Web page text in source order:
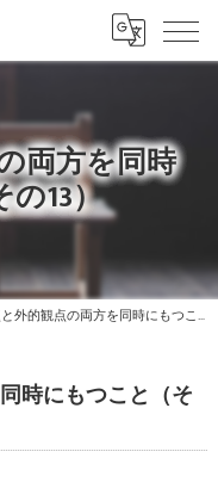
両方を同時
13）
的観点の両方を同時にもつこと（その13）
時にもつこと（そ